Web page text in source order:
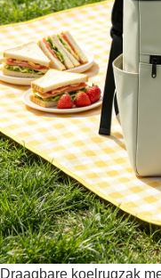
Draagbare koelrugzak